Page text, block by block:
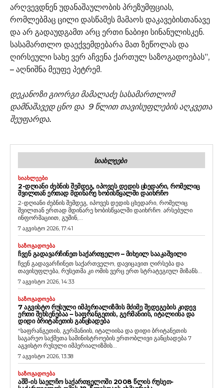
არღვევდნენ უდანაშაულობის პრეზუმფციას,
რომლებმაც ცილი დასწამეს მამაოს დაკავებისთანავე
და არ გადაუდგამთ არც ერთი ნაბიჯი სინანულისკენ.
სასამართლო დაექვემდებარა მათ ზეწოლას და
ღირსეული სახე ვერ აჩვენა ქართულ საზოგადოებას”,
– აღნიშნა მეუფე პეტრემ.
დეკანოზი გიორგი მამალაძე სასამართლომ
დამნაშავედ ცნო და 9 წლით თავისუფლების აღკვეთა
შეუფარდა.
ᲡᲘᲐᲮᲚᲔᲔᲑᲘ
ᲡᲘᲐᲮᲚᲔᲔᲑᲘ
2-ᲓᲦᲘᲐᲜᲘ ᲫᲔᲑᲜᲘᲡ ᲨᲔᲛᲓᲔᲒ, ᲘᲞᲝᲕᲔᲡ ᲓᲔᲓᲘᲡ ᲪᲮᲔᲓᲐᲠᲘ, ᲠᲝᲛᲔᲚᲘᲪ
ᲨᲕᲘᲚᲗᲐᲜ ᲔᲠᲗᲐᲓ ᲛᲓᲘᲜᲐᲠᲔ ᲮᲝᲑᲘᲡᲬᲧᲐᲚᲨᲘ ᲓᲐᲘᲮᲠᲩᲝ
2-დღიანი ძებნის შემდეგ, იპოვეს დედის ცხედარი, რომელიც
შვილთან ერთად მდინარე ხობისწყალში დაიხრჩო. არსებული
ინფორმაციით, გუშინ,...
7 აგვისტო 2026, 17:41
ᲡᲐᲖᲝᲒᲐᲓᲝᲔᲑᲐ
ᲩᲕᲔᲜ ᲒᲐᲓᲐᲕᲐᲠᲩᲘᲜᲔᲗ ᲡᲐᲥᲐᲠᲗᲕᲔᲚᲝ – ᲛᲘᲮᲔᲘᲚ ᲡᲐᲐᲙᲐᲨᲕᲘᲚᲘ
ჩვენ გადავარჩინეთ საქართველო, დავიცავით ღირსება და
თავისუფლება, რუსეთმა კი ომის ვერც ერთ სტრატეგიულ მიზანს...
7 აგვისტო 2026, 14:33
ᲡᲐᲖᲝᲒᲐᲓᲝᲔᲑᲐ
7 ᲐᲒᲕᲘᲡᲢᲝ ᲠᲣᲡᲣᲚᲘ ᲘᲛᲞᲔᲠᲘᲐᲚᲘᲖᲛᲘᲡ ᲛᲫᲘᲛᲔ ᲨᲔᲓᲔᲒᲔᲑᲘᲡ ᲙᲘᲓᲔᲕ
ᲔᲠᲗᲘ ᲨᲔᲮᲡᲔᲜᲔᲑᲐᲐ – ᲡᲐᲤᲠᲐᲜᲒᲔᲗᲘᲡ, ᲒᲔᲠᲛᲐᲜᲘᲘᲡ, ᲘᲢᲐᲚᲘᲘᲡᲐ ᲓᲐ
ᲓᲘᲓᲘ ᲑᲠᲘᲢᲐᲜᲔᲗᲘᲡ ᲒᲐᲜᲪᲮᲐᲓᲔᲑᲐ
“საფრანგეთის, გერმანიის, იტალიისა და დიდი ბრიტანეთის
საგარეო საქმეთა სამინისტროების ერთობლივი განცხადება 7
აგვისტო რუსული იმპერიალიზმის...
7 აგვისტო 2026, 13:38
ᲡᲐᲖᲝᲒᲐᲓᲝᲔᲑᲐ
ᲐᲨᲨ-ᲘᲡ ᲡᲐᲔᲚᲩᲝ ᲡᲐᲥᲐᲠᲗᲕᲔᲚᲝᲨᲘ 2008 ᲬᲚᲘᲡ ᲠᲣᲡᲔᲗ-